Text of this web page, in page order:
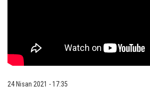
24 Nisan 2021 - 17:35